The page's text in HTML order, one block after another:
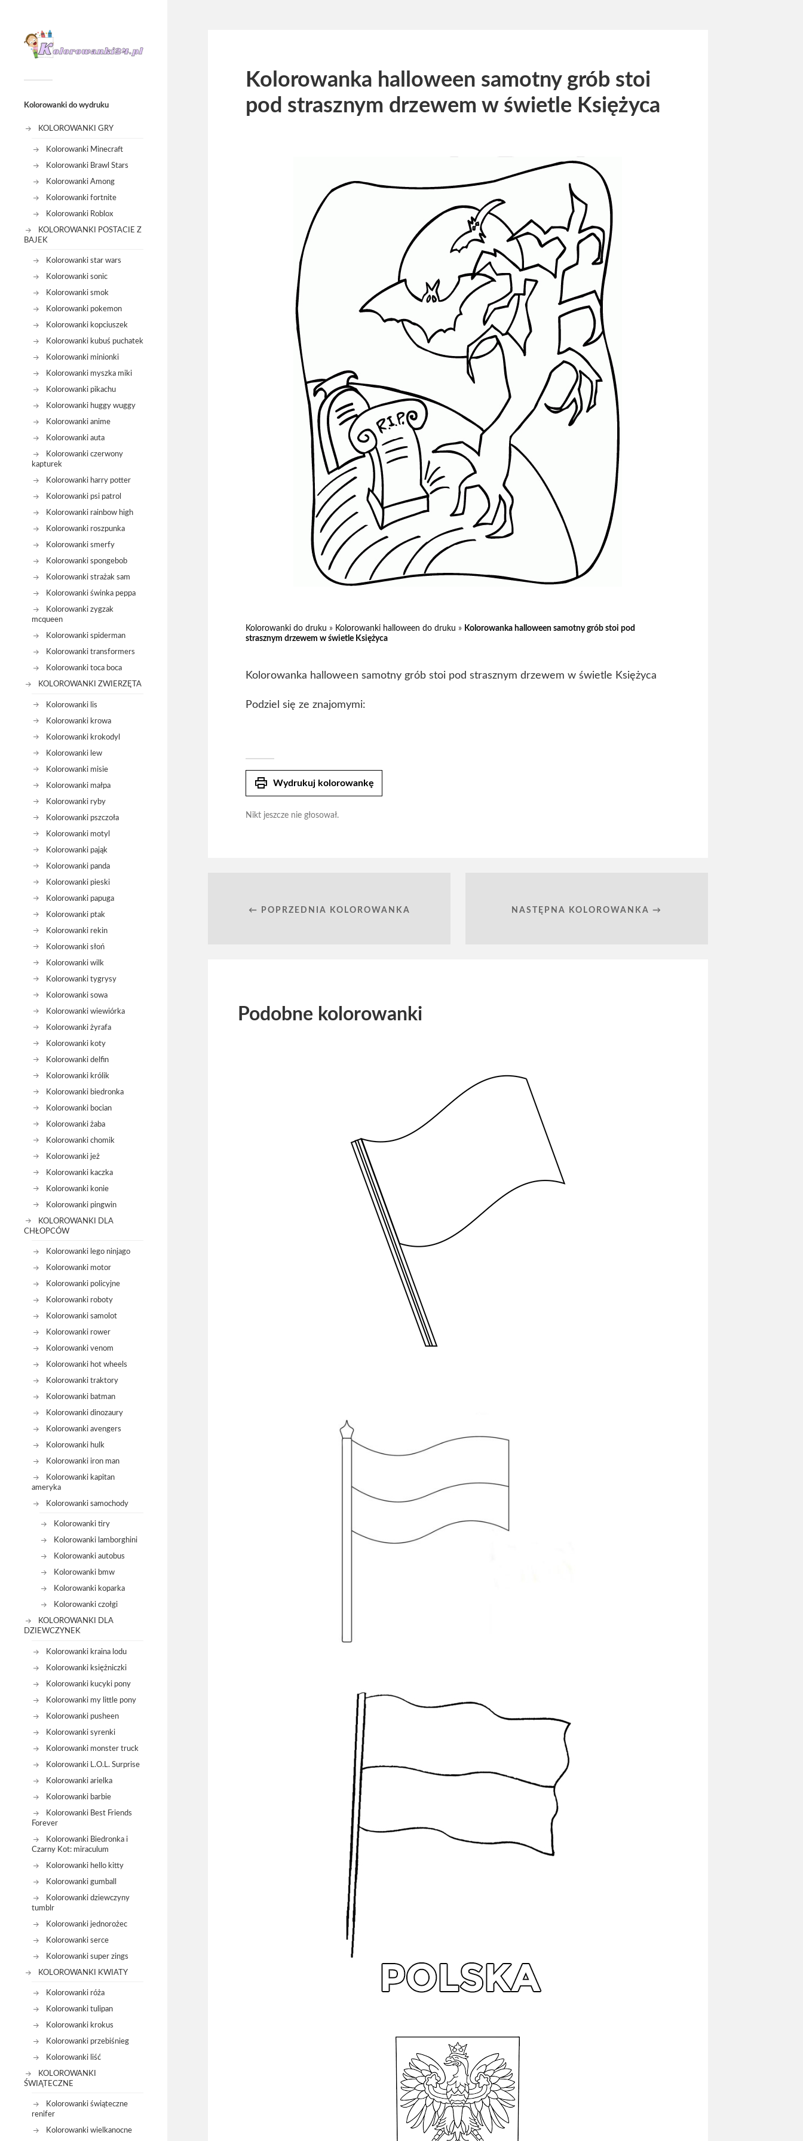
Kolorowanki do wydruku
KOLOROWANKI GRY
Kolorowanki Minecraft
Kolorowanki Brawl Stars
Kolorowanki Among
Kolorowanki fortnite
Kolorowanki Roblox
KOLOROWANKI POSTACIE Z
BAJEK
Kolorowanki star wars
Kolorowanki sonic
Kolorowanki smok
Kolorowanki pokemon
Kolorowanki kopciuszek
Kolorowanki kubuś puchatek
Kolorowanki minionki
Kolorowanki myszka miki
Kolorowanki pikachu
Kolorowanki huggy wuggy
Kolorowanki anime
Kolorowanki auta
Kolorowanki czerwony
kapturek
Kolorowanki harry potter
Kolorowanki psi patrol
Kolorowanki rainbow high
Kolorowanki roszpunka
Kolorowanki smerfy
Kolorowanki spongebob
Kolorowanki strażak sam
Kolorowanki świnka peppa
Kolorowanki zygzak
mcqueen
Kolorowanki spiderman
Kolorowanki transformers
Kolorowanki toca boca
KOLOROWANKI ZWIERZĘTA
Kolorowanki lis
Kolorowanki krowa
Kolorowanki krokodyl
Kolorowanki lew
Kolorowanki misie
Kolorowanki małpa
Kolorowanki ryby
Kolorowanki pszczoła
Kolorowanki motyl
Kolorowanki pająk
Kolorowanki panda
Kolorowanki pieski
Kolorowanki papuga
Kolorowanki ptak
Kolorowanki rekin
Kolorowanki słoń
Kolorowanki wilk
Kolorowanki tygrysy
Kolorowanki sowa
Kolorowanki wiewiórka
Kolorowanki żyrafa
Kolorowanki koty
Kolorowanki delfin
Kolorowanki królik
Kolorowanki biedronka
Kolorowanki bocian
Kolorowanki żaba
Kolorowanki chomik
Kolorowanki jeż
Kolorowanki kaczka
Kolorowanki konie
Kolorowanki pingwin
KOLOROWANKI DLA
CHŁOPCÓW
Kolorowanki lego ninjago
Kolorowanki motor
Kolorowanki policyjne
Kolorowanki roboty
Kolorowanki samolot
Kolorowanki rower
Kolorowanki venom
Kolorowanki hot wheels
Kolorowanki traktory
Kolorowanki batman
Kolorowanki dinozaury
Kolorowanki avengers
Kolorowanki hulk
Kolorowanki iron man
Kolorowanki kapitan
ameryka
Kolorowanki samochody
Kolorowanki tiry
Kolorowanki lamborghini
Kolorowanki autobus
Kolorowanki bmw
Kolorowanki koparka
Kolorowanki czołgi
KOLOROWANKI DLA
DZIEWCZYNEK
Kolorowanki kraina lodu
Kolorowanki księżniczki
Kolorowanki kucyki pony
Kolorowanki my little pony
Kolorowanki pusheen
Kolorowanki syrenki
Kolorowanki monster truck
Kolorowanki L.O.L. Surprise
Kolorowanki arielka
Kolorowanki barbie
Kolorowanki Best Friends
Forever
Kolorowanki Biedronka i
Czarny Kot: miraculum
Kolorowanki hello kitty
Kolorowanki gumball
Kolorowanki dziewczyny
tumblr
Kolorowanki jednorożec
Kolorowanki serce
Kolorowanki super zings
KOLOROWANKI KWIATY
Kolorowanki róża
Kolorowanki tulipan
Kolorowanki krokus
Kolorowanki przebiśnieg
Kolorowanki liść
KOLOROWANKI
ŚWIĄTECZNE
Kolorowanki świąteczne
renifer
Kolorowanki wielkanocne
Kolorowanka halloween samotny grób stoi
pod strasznym drzewem w świetle Księżyca
Kolorowanki do druku » Kolorowanki halloween do druku » Kolorowanka halloween samotny grób stoi pod
strasznym drzewem w świetle Księżyca
Kolorowanka halloween samotny grób stoi pod strasznym drzewem w świetle Księżyca
Podziel się ze znajomymi:
print Wydrukuj kolorowankę
Nikt jeszcze nie głosował.
← POPRZEDNIA KOLOROWANKA NASTĘPNA KOLOROWANKA →
Podobne kolorowanki